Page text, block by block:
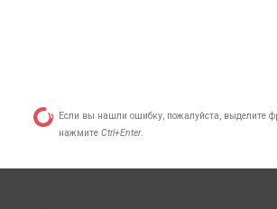
Если вы нашли ошибку, пожалуйста, выделите
нажмите Ctrl+Enter.